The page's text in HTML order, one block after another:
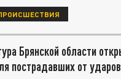
Брянской области
пострадавших от